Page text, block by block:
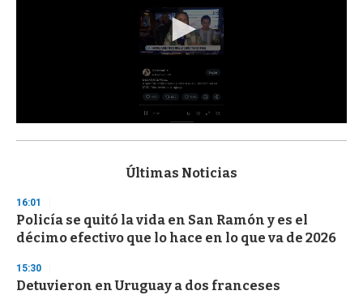
s
d
s
o
f
3
s
Últimas Noticias
16:01
Policía se quitó la vida en San Ramón y es el
décimo efectivo que lo hace en lo que va de 2026
15:30
Detuvieron en Uruguay a dos franceses